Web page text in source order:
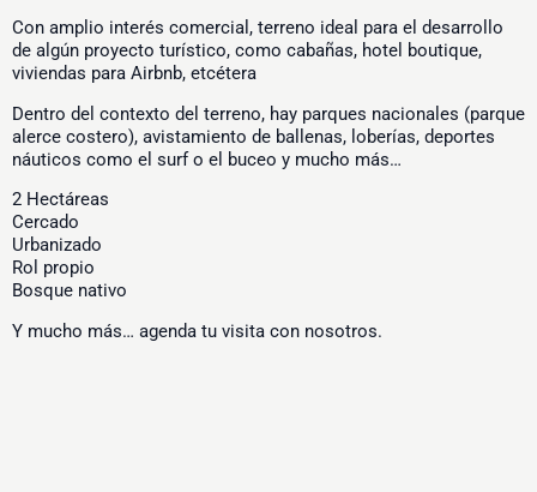
Con amplio interés comercial, terreno ideal para el desarrollo
de algún proyecto turístico, como cabañas, hotel boutique,
viviendas para Airbnb, etcétera
Dentro del contexto del terreno, hay parques nacionales (parque
alerce costero), avistamiento de ballenas, loberías, deportes
náuticos como el surf o el buceo y mucho más…
2 Hectáreas
Cercado
Urbanizado
Rol propio
Bosque nativo
Y mucho más… agenda tu visita con nosotros.